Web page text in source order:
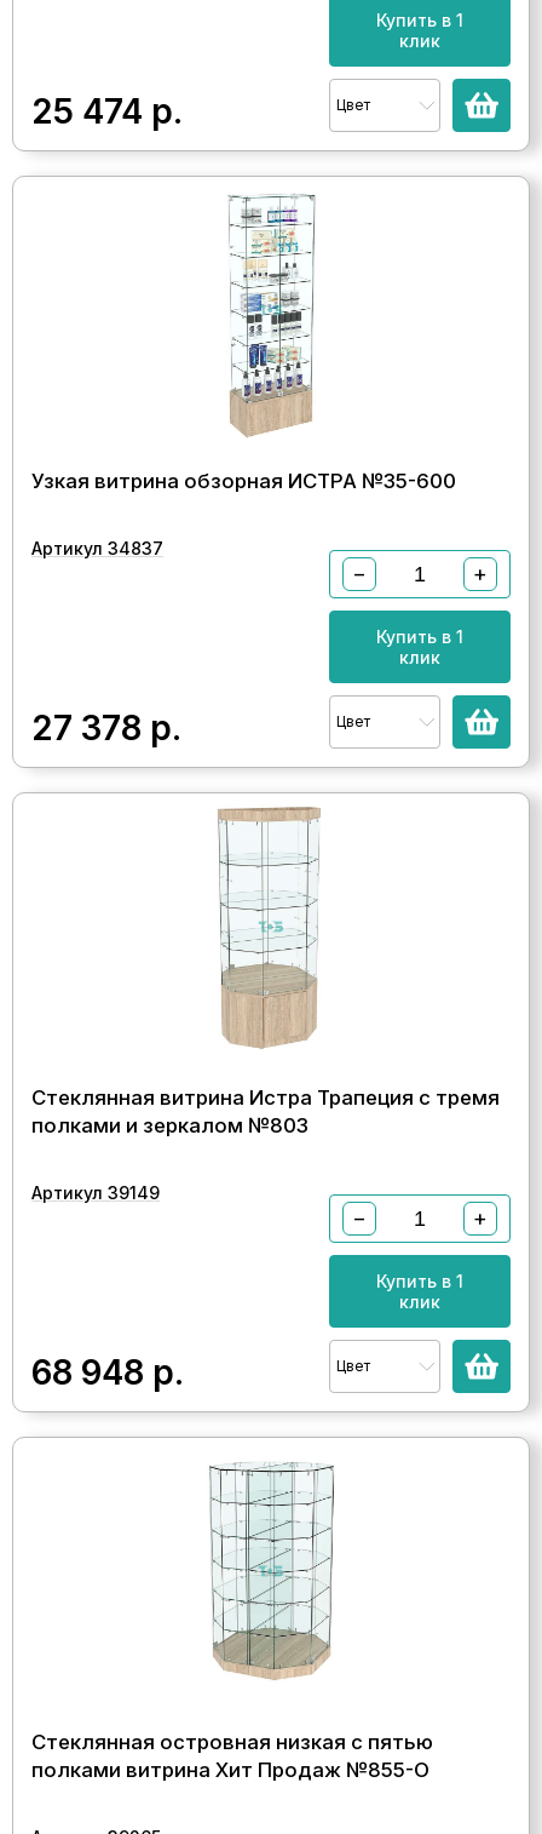
25 474 р.
Купить в 1
клик
Цвет
Узкая витрина обзорная ИСТРА №35-600
Артикул 34837
27 378 р.
− +
Купить в 1
клик
Цвет
Стеклянная витрина Истра Трапеция с тремя
полками и зеркалом №803
Артикул 39149
68 948 р.
− +
Купить в 1
клик
Цвет
Стеклянная островная низкая с пятью
полками витрина Хит Продаж №855-О